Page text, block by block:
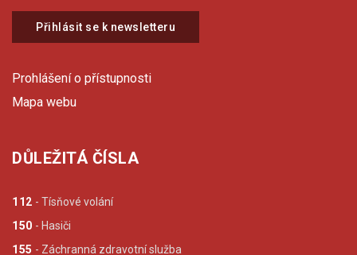
Přihlásit se k newsletteru
Prohlášení o přístupnosti
Mapa webu
DŮLEŽITÁ ČÍSLA
112 - Tísňové volání
150 - Hasiči
155 - Záchranná zdravotní služba